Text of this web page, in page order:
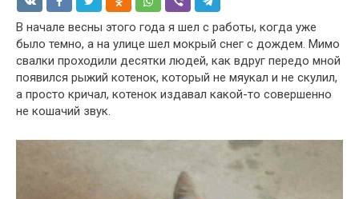
В начале весны этого года я шел с работы, когда уже
было темно, а на улице шел мокрый снег с дождем. Мимо
свалки проходили десятки людей, как вдруг передо мной
появился рыжий котенок, который не мяукал и не скулил,
а просто кричал, котенок издавал какой-то совершенно
не кошачий звук.